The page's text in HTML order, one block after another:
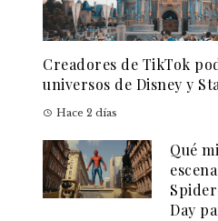
Creadores de TikTok
universos de Disney y
Hace 2 días
Qué
Day